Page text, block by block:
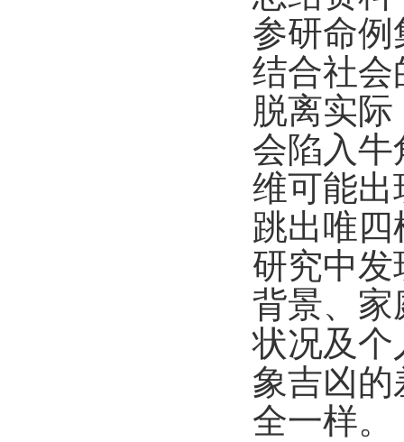
参研命
结合社会
脱离实
会陷入
维可能出
跳出唯
研究中发
背景、家
状况及个
象吉凶
全一样。